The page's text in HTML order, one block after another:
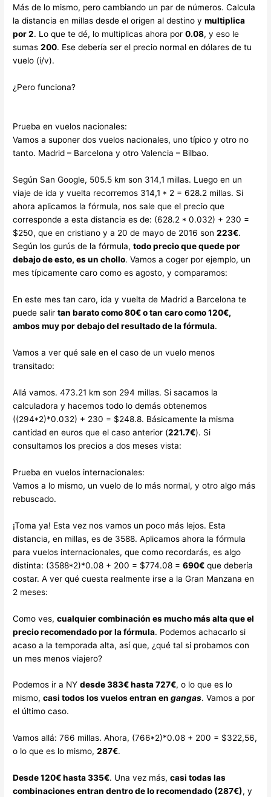
Más de lo mismo, pero cambiando un par de números. Calcula
la distancia en millas desde el origen al destino ymultiplica
por 2. Lo que te dé, lo multiplicas ahora por0.08, y eso le
sumas200. Ese debería ser el precio normal en dólares de tu
vuelo (i/v).
¿Pero funciona?
Prueba en vuelos nacionales:
Vamos a suponer dos vuelos nacionales, uno típico y otro no
tanto. Madrid – Barcelona y otro Valencia – Bilbao.
Según San Google, 505.5 km son 314,1 millas. Luego en un
viaje de ida y vuelta recorremos 314,1 * 2 = 628.2 millas. Si
ahora aplicamos la fórmula, nos sale que el precio que
corresponde a esta distancia es de: (628.2 * 0.032) + 230 =
$250, que en cristiano y a 20 de mayo de 2016 son223€.
Según los gurús de la fórmula,todo precio que quede por
debajo de esto, es un chollo. Vamos a coger por ejemplo, un
mes típicamente caro como es agosto, y comparamos:
En este mes tan caro, ida y vuelta de Madrid a Barcelona te
puede salirtan barato como 80€ o tan caro como 120€,
ambos muy por debajo del resultado de la fórmula.
Vamos a ver qué sale en el caso de un vuelo menos
transitado:
Allá vamos. 473.21 km son 294 millas. Si sacamos la
calculadora y hacemos todo lo demás obtenemos
((294*2)*0.032) + 230 = $248.8. Básicamente la misma
cantidad en euros que el caso anterior (221.7€). Si
consultamos los precios a dos meses vista:
Prueba en vuelos internacionales:
Vamos a lo mismo, un vuelo de lo más normal, y otro algo más
rebuscado.
¡Toma ya! Esta vez nos vamos un poco más lejos. Esta
distancia, en millas, es de 3588. Aplicamos ahora la fórmula
para vuelos internacionales, que como recordarás, es algo
distinta: (3588*2)*0.08 + 200 = $774.08 =690€ que debería
costar. A ver qué cuesta realmente irse a la Gran Manzana en
2 meses:
Como ves,cualquier combinación es mucho más alta que el
precio recomendado por la fórmula. Podemos achacarlo si
acaso a la temporada alta, así que, ¿qué tal si probamos con
un mes menos viajero?
Podemos ir a NYdesde 383€ hasta 727€, o lo que es lo
mismo,casi todos los vuelos entran engangas. Vamos a por
el último caso.
Vamos allá: 766 millas. Ahora, (766*2)*0.08 + 200 = $322,56,
o lo que es lo mismo,287€.
Desde 120€ hasta 335€. Una vez más,casi todas las
combinaciones entran dentro de lo recomendado (287€), y